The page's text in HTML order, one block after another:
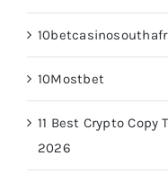
10Mostbet
11 Best Crypto Copy
2026